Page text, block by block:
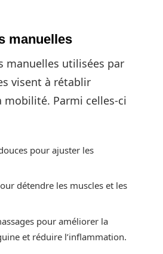
manuelles
manuelles utilisées par
visent à rétablir
mobilité. Parmi celles-ci
pour ajuster les
détendre les muscles et les
pour améliorer la
et réduire l’inflammation.